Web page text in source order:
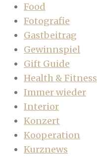
Food
Fotografie
Gastbeitrag
Gewinnspiel
Gift Guide
Health & Fitness
Immer wieder
Interior
Konzert
Kooperation
Kurznews